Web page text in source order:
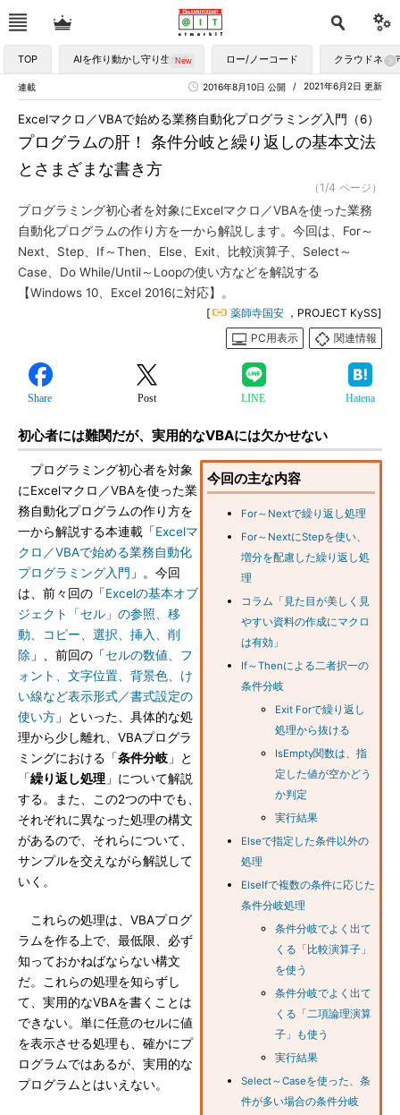
TOP AIを作り動かし守り生かす ロー/ノーコード クラウドネイ
連載 2021年6月2日 更新
2016年8月10日 公開
プログラムの肝！ 条件分岐と繰り返しの基本文法
とさまざまな書き方
Excelマクロ／VBAで始める業務自動化プログラミング入門（6）
（1/4 ページ）
プログラミング初心者を対象にExcelマクロ／VBAを使った業務
自動化プログラムの作り方を一から解説します。今回は、For～
Next、Step、If～Then、Else、Exit、比較演算子、Select～
Case、Do While/Until～Loopの使い方などを解説する
【Windows 10、Excel 2016に対応】。
[ 薬師寺国安 ，PROJECT KySS]
PC用表示
関連情報
Share Post LINE Hatena
初心者には難関だが、実用的なVBAには欠かせない
今回の主な内容
For～Nextで繰り返し処理
For～NextにStepを使い、
増分を配慮した繰り返し処
理
コラム「見た目が美しく見
やすい資料の作成にマクロ
は有効」
If～Thenによる二者択一の
条件分岐
Exit Forで繰り返し
処理から抜ける
IsEmpty関数は、指
定した値が空かどう
か判定
実行結果
Elseで指定した条件以外の
処理
ElseIfで複数の条件に応じた
条件分岐処理
条件分岐でよく出て
くる「比較演算子」
を使う
条件分岐でよく出て
くる「二項論理演算
子」も使う
実行結果
Select～Caseを使った、条
件が多い場合の条件分岐
プログラミング初心者を対象
にExcelマクロ／VBAを使った業
務自動化プログラムの作り方を
一から解説する本連載「Excelマ
クロ／VBAで始める業務自動化
プログラミング入門 」。今回
は、前々回の「Excelの基本オブ
ジェクト「セル」の参照、移
動、コピー、選択、挿入、削
除 」、前回の「セルの数値、フ
ォント、文字位置、背景色、け
い線など表示形式／書式設定の
使い方 」といった、具体的な処
理から少し離れ、VBAプログラ
ミングにおける「条件分岐 」と
「繰り返し処理 」について解説
する。また、この2つの中でも、
それぞれに異なった処理の構文
があるので、それらについて、
サンプルを交えながら解説して
いく。
これらの処理は、VBAプログ
ラムを作る上で、最低限、必ず
知っておかねばならない構文
だ。これらの処理を知らずし
て、実用的なVBAを書くことは
できない。単に任意のセルに値
を表示させる処理も、確かにプ
ログラムではあるが、実用的な
プログラムとはいえない。